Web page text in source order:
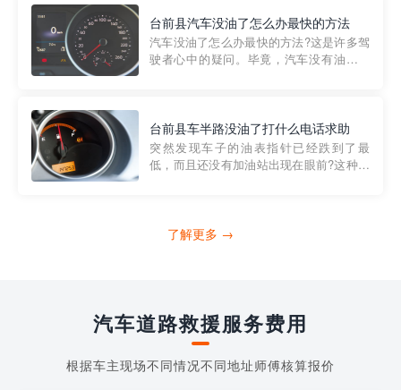
的送油师傅，解决没油的紧急情况。 首
先，让我们来了解一下穿...
台前县汽车没油了怎么办最快的方法
汽车没油了怎么办最快的方法?这是许多驾
驶者心中的疑问。毕竟，汽车没有油就无
越者小程序是一款专门解决汽车没油问题
的在线服务平台。通过...
台前县车半路没油了打什么电话求助
突然发现车子的油表指针已经跌到了最
低，而且还没有加油站出现在眼前?这种情
打4006363122请求送油人员来帮助你。
了解更多 →
汽车道路救援服务费用
根据车主现场不同情况不同地址师傅核算报价